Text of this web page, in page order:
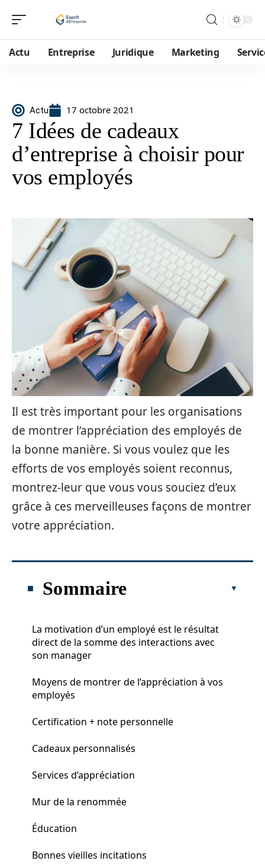
Actu Entreprise Juridique Marketing
Actu 17 octobre 2021
7 Idées de cadeaux
d’entreprise à choisir pour
vos employés
Il est très important pour les organisations
de montrer l’appréciation des employés de
la bonne manière. Si vous voulez que les
efforts de vos employés soient reconnus,
montrez-leur que vous vous souciez d’eux
grâce à ces merveilleuses façons de montrer
votre appréciation.
Sommaire
La motivation d’un employé est le résultat
direct de la somme des interactions avec
son manager
Moyens de montrer de l’appréciation à vos
employés
Certification + note personnelle
Cadeaux personnalisés
Services d’appréciation
Mur de la renommée
Éducation
Bonnes vieilles incitations